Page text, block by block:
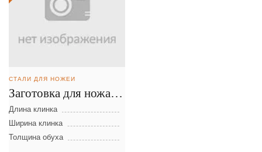
СТАЛИ ДЛЯ НОЖЕЙ
Заготовка для ножа из
стали D-2 размеры:
300х40х2,5 мм
Длина клинка
Ширина клинка
Толщина обуха